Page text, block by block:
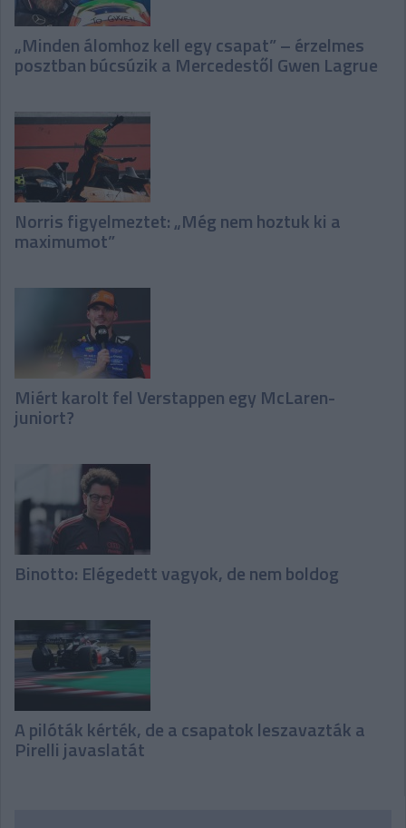
„Minden álomhoz kell egy csapat” – érzelmes
posztban búcsúzik a Mercedestől Gwen Lagrue
Norris figyelmeztet: „Még nem hoztuk ki a
maximumot”
Miért karolt fel Verstappen egy McLaren-
juniort?
Binotto: Elégedett vagyok, de nem boldog
A pilóták kérték, de a csapatok leszavazták a
Pirelli javaslatát